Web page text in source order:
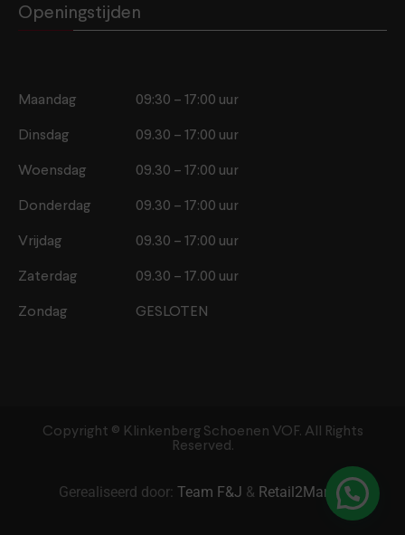
Openingstijden
Maandag 09:30 – 17:00 uur
Dinsdag 09.30 – 17:00 uur
Woensdag 09.30 – 17:00 uur
Donderdag 09.30 – 17:00 uur
Vrijdag 09.30 – 17:00 uur
Zaterdag 09.30 – 17.00 uur
Zondag GESLOTEN
Copyright ©️ Klinkenberg Schoenen VOF. All Rights
Reserved.
Gerealiseerd door: Team F&J & Retail2Market